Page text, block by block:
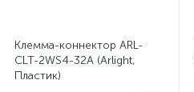
Клемма-коннектор ARL-
CLT-2WS4-32A (Arlight,
Пластик)